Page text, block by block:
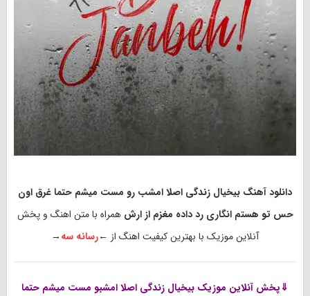
دانلود آهنگ بیخیال زندگی اصلا امشب رو مست میشم حتما غرق اون
حس تو هستم انگاری رد داده مغزم از ارشهمراه با متن اهنگ و پخش
آنلاین موزیک با بهترین کیفیت اهنگ از ←رسانه سه→
⇓پخش آنلاین موزیک بیخیال زندگی اصلا امشبو مست میشم حتما